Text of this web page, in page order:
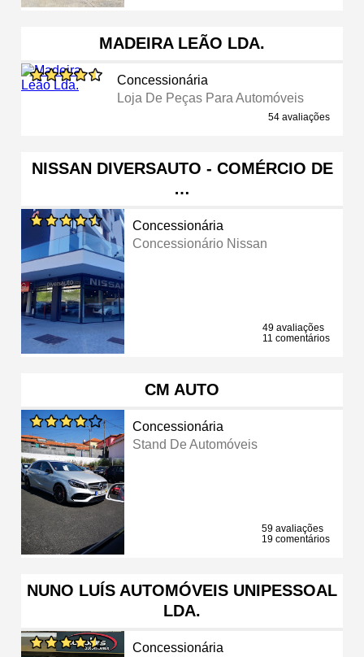
MADEIRA LEÃO LDA.
Concessionária
Loja De Peças Para Automóveis
54 avaliações
NISSAN DIVERSAUTO - COMÉRCIO DE
…
Concessionária
Concessionário Nissan
49 avaliações
11 comentários
CM AUTO
Concessionária
Stand De Automóveis
59 avaliações
19 comentários
NUNO LUÍS AUTOMÓVEIS UNIPESSOAL
LDA.
Concessionária